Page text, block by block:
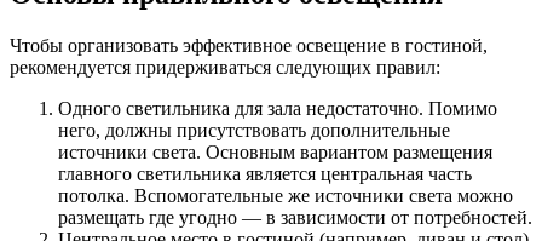
Чтобы организовать эффективное освещение в гостиной,
рекомендуется придерживаться следующих правил:
Одного светильника для зала недостаточно. Помимо
него, должны присутствовать дополнительные
источники света. Основным вариантом размещения
главного светильника является центральная часть
потолка. Вспомогательные же источники света можно
размещать где угодно — в зависимости от потребностей.